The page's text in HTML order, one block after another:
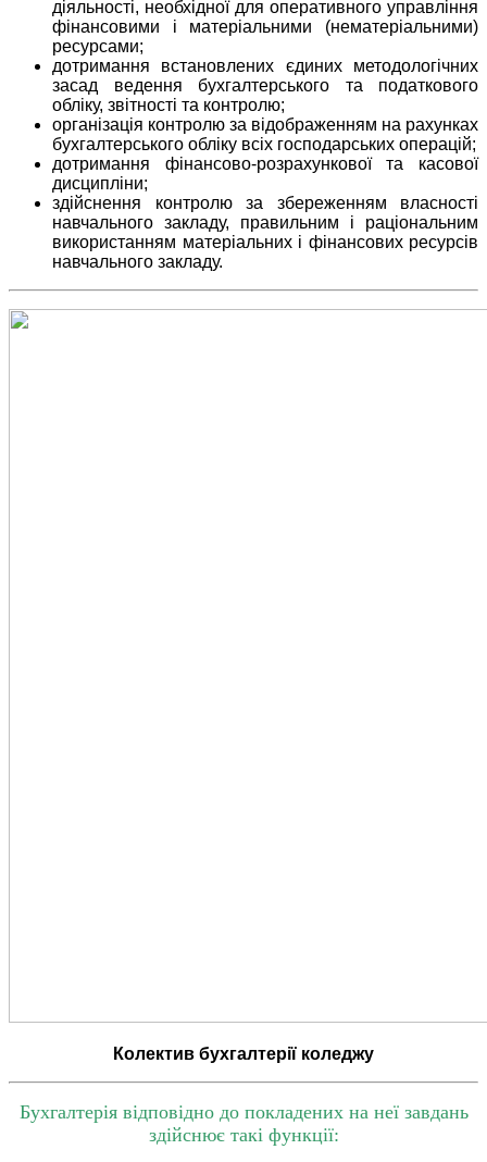
діяльності, необхідної для оперативного управління
фінансовими і матеріальними (нематеріальними)
ресурсами;
дотримання встановлених єдиних методологічних
засад ведення бухгалтерського та податкового
обліку, звітності та контролю;
організація контролю за відображенням на рахунках
бухгалтерського обліку всіх господарських операцій;
дотримання фінансово-розрахункової та касової
дисципліни;
здійснення контролю за збереженням власності
навчального закладу, правильним і раціональним
використанням матеріальних і фінансових ресурсів
навчального закладу.
Колектив бухгалтерії коледжу
Бухгалтерія відповідно до покладених на неї завдань
здійснює такі функції: